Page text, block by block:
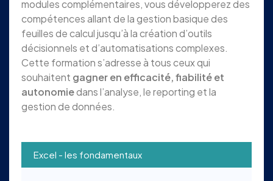
modules complémentaires, vous développerez des
compétences allant de la gestion basique des
feuilles de calcul jusqu’à la création d’outils
décisionnels et d’automatisations complexes.
Cette formation s’adresse à tous ceux qui
souhaitent gagner en efficacité, fiabilité et
autonomiedans l’analyse, le reporting et la
gestion de données.
Excel - les fondamentaux